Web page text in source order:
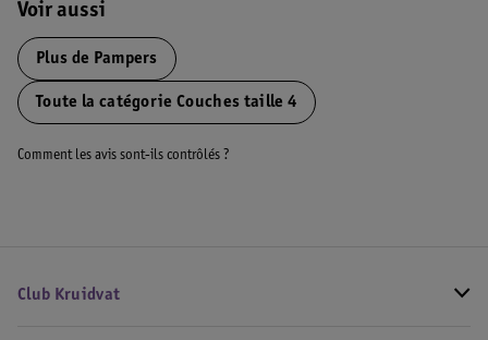
Voir aussi
Plus de Pampers
Toute la catégorie Couches taille 4
Comment les avis sont-ils contrôlés ?
Club Kruidvat